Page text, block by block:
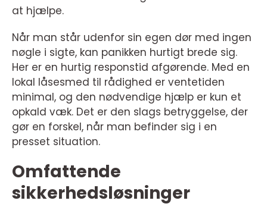
at hjælpe.
Når man står udenfor sin egen dør med ingen
nøgle i sigte, kan panikken hurtigt brede sig.
Her er en hurtig responstid afgørende. Med en
lokal låsesmed til rådighed er ventetiden
minimal, og den nødvendige hjælp er kun et
opkald væk. Det er den slags betryggelse, der
gør en forskel, når man befinder sig i en
presset situation.
Omfattende
sikkerhedsløsninger